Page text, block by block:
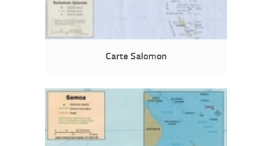
Carte Salomon